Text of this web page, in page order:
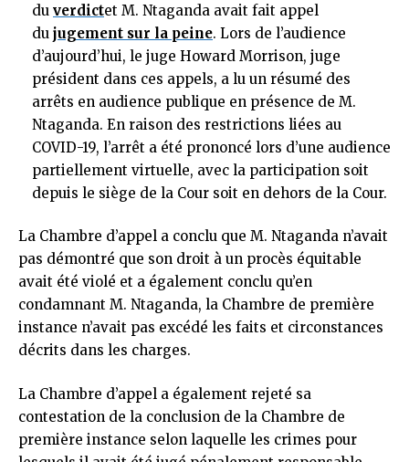
du verdictet M. Ntaganda avait fait appel
du jugement sur la peine. Lors de l’audience
d’aujourd’hui, le juge Howard Morrison, juge
président dans ces appels, a lu un résumé des
arrêts en audience publique en présence de M.
Ntaganda. En raison des restrictions liées au
COVID-19, l’arrêt a été prononcé lors d’une audience
partiellement virtuelle, avec la participation soit
depuis le siège de la Cour soit en dehors de la Cour.
La Chambre d’appel a conclu que M. Ntaganda n’avait
pas démontré que son droit à un procès équitable
avait été violé et a également conclu qu’en
condamnant M. Ntaganda, la Chambre de première
instance n’avait pas excédé les faits et circonstances
décrits dans les charges.
La Chambre d’appel a également rejeté sa
contestation de la conclusion de la Chambre de
première instance selon laquelle les crimes pour